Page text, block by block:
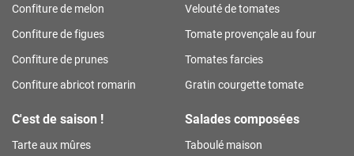
Confiture de melon
Confiture de figues
Confiture de prunes
Confiture abricot romarin
Velouté de tomates
Tomate provençale au four
Tomates farcies
Gratin courgette tomate
C'est de saison !
Tarte aux mûres
Salades composées
Taboulé maison